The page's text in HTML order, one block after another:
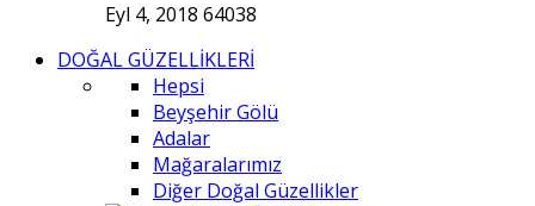
Eyl 4, 2018 64038
DOĞAL GÜZELLİKLERİ
Hepsi
Beyşehir Gölü
Adalar
Mağaralarımız
Diğer Doğal Güzellikler